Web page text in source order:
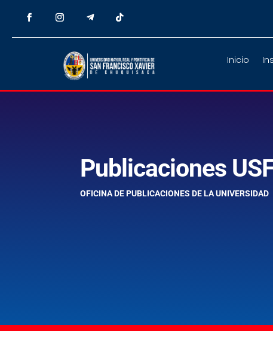
Inicio
Publicaciones
OFICINA DE PUBLICACIONES DE LA UNIVERSIDAD